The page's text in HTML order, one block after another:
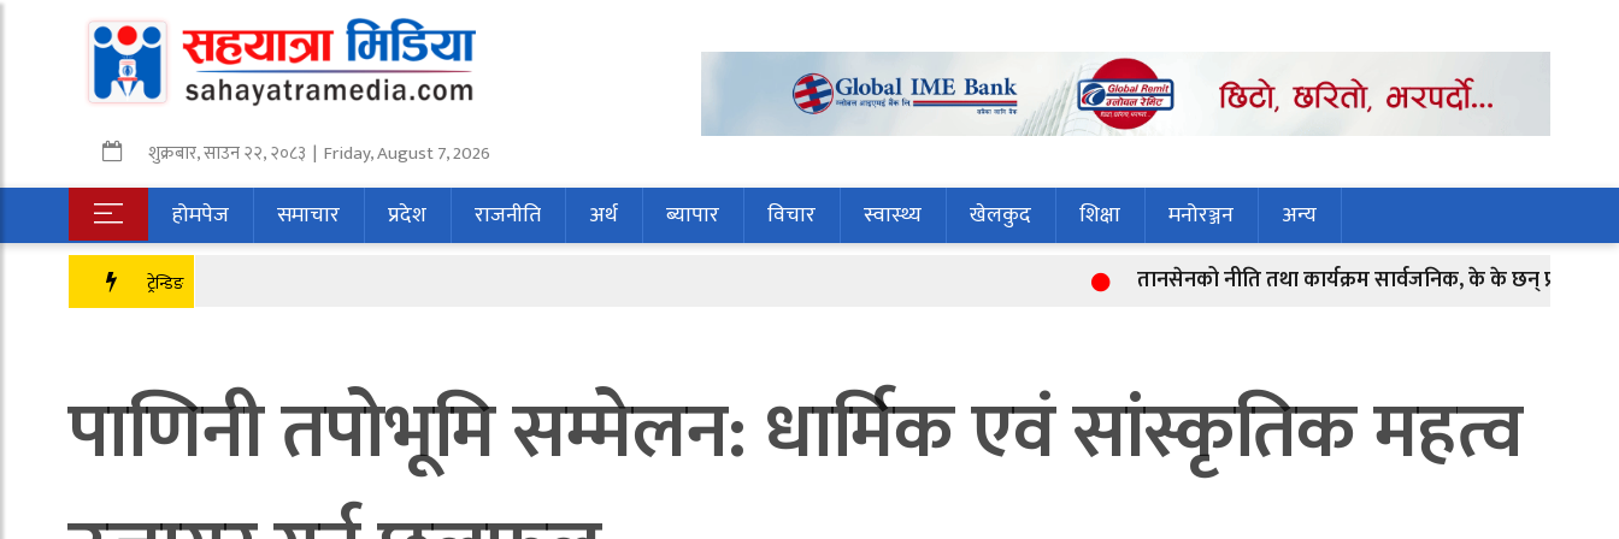
शुक्रबार,साउन२२,२०८३ | Friday, August 7, 2026
होमपेज समाचार प्रदेश राजनीति अर्थ ब्यापार विचार स्वास्थ्य खेलकुद शिक्षा मनोरञ्जन अन्य
ट्रेन्डिङ तानसेनको नीति तथा कार्यक्रम सार्वजनिक, के के छन् प्राथमिकतामा ?
पाणिनी तपोभूमि सम्मेलन: धार्मिक एवं सांस्कृतिक महत्व